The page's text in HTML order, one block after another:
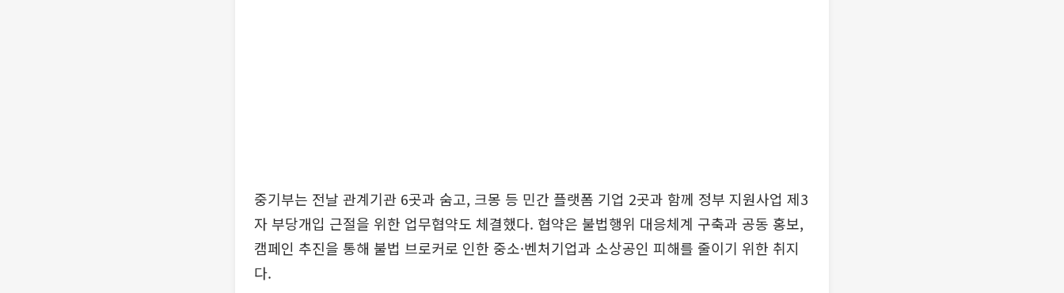
중기부는 전날 관계기관 6곳과 숨고, 크몽 등 민간 플랫폼 기업 2곳과 함께 정부 지원사업 제3
자 부당개입 근절을 위한 업무협약도 체결했다. 협약은 불법행위 대응체계 구축과 공동 홍보,
캠페인 추진을 통해 불법 브로커로 인한 중소·벤처기업과 소상공인 피해를 줄이기 위한 취지
다.